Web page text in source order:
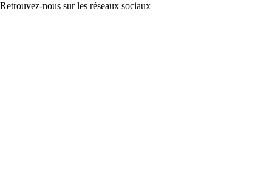
Retrouvez-nous sur les réseaux sociaux